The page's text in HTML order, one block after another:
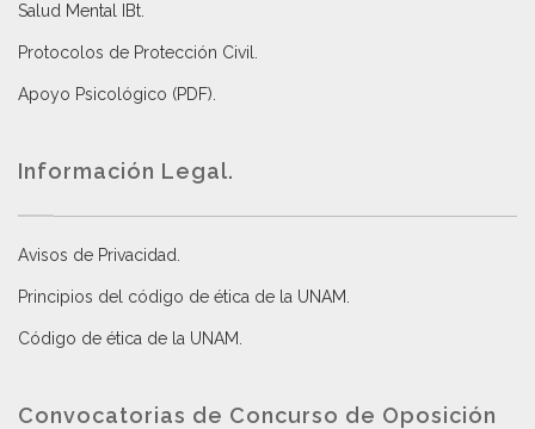
Salud Mental IBt
Protocolos de Protección Civil
Apoyo Psicológico (PDF)
Información Legal.
Avisos de Privacidad
Principios del código de ética de la UNAM
Código de ética de la UNAM
Convocatorias de Concurso de Oposición